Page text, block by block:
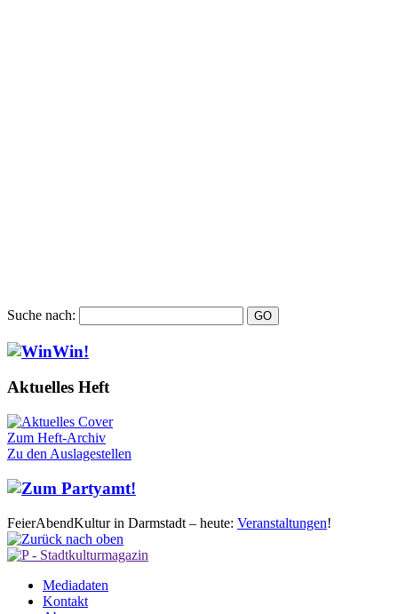
Suche nach:
Aktuelles Heft
Zum Heft-Archiv
Zu den Auslagestellen
FeierAbendKultur in Darmstadt – heute: Veranstaltungen!
Mediadaten
Kontakt